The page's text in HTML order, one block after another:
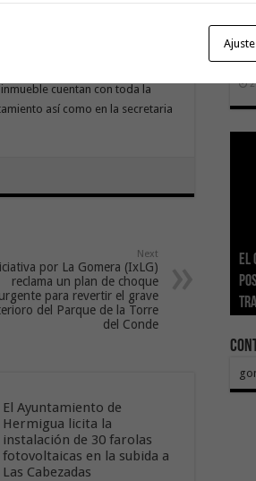
terraza solárium,
repartidos en 176,67 en la
cuentan con toda la
así como en la secretaria
Next
por La Gomera (IxLG)
reclama un plan de choque
urgente para revertir el grave
del Parque de la Torre
del Conde
El Ayuntamiento de
Hermigua licita la
instalación de 30 farolas
fotovoltaicas en la subida a
Las Cabezadas
El
El
El